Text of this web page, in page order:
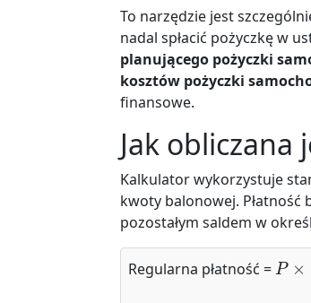
To narzędzie jest
nadal spłacić pożyczkę w
planującego pożyczki
kosztów pożyczki
finansowe.
Jak obliczana
Kalkulator wykorzystuje
kwoty balonowej. Płatność
pozostałym saldem w
Regularna płatność =
P×r(